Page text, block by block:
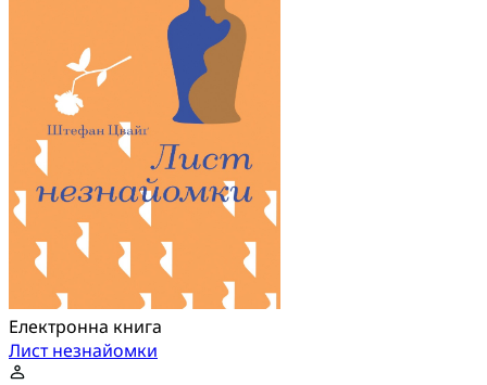
Електронна книга
Лист незнайомки